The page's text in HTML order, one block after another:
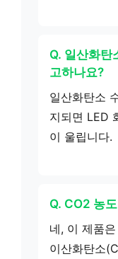
Q. 일산화탄
고하나요?
일산화탄소
지되면 LED
이 울립니다.
Q. CO2 농
네, 이 제품
이산화탄소